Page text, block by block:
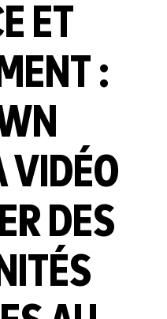
ET
:
VIDÉO
DES